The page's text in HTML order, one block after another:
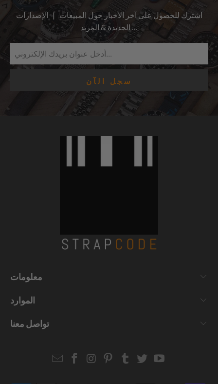
اشترك للحصول على آخر الأخبار حول المبيعات | الإصدارات
الجديدة & المزيد …
معلومات
الموارد
تواصل معنا
EmailStrapcode
Strapcode
Strapcode
Strapcode
Strapcode